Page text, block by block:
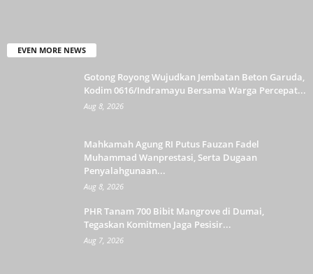
EVEN MORE NEWS
Gotong Royong Wujudkan Jembatan Beton Garuda,
Kodim 0616/Indramayu Bersama Warga Percepat...
Aug 8, 2026
Mahkamah Agung RI Putus Fauzan Fadel
Muhammad Wanprestasi, Serta Dugaan
Penyalahgunaan...
Aug 8, 2026
PHR Tanam 700 Bibit Mangrove di Dumai,
Tegaskan Komitmen Jaga Pesisir...
Aug 7, 2026